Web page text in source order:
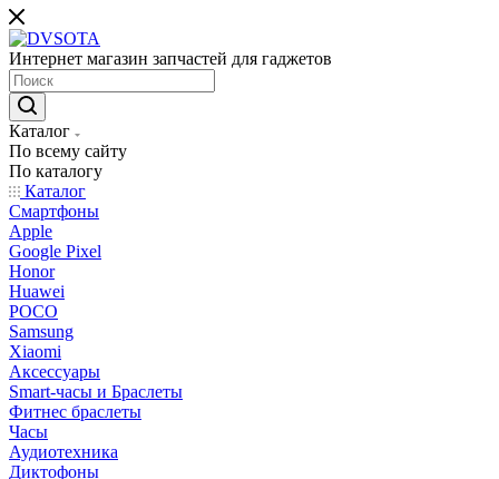
Интернет магазин запчастей для гаджетов
Каталог
По всему сайту
По каталогу
Каталог
Смартфоны
Apple
Google Pixel
Honor
Huawei
POCO
Samsung
Xiaomi
Аксессуары
Smart-часы и Браслеты
Фитнес браслеты
Часы
Аудиотехника
Диктофоны